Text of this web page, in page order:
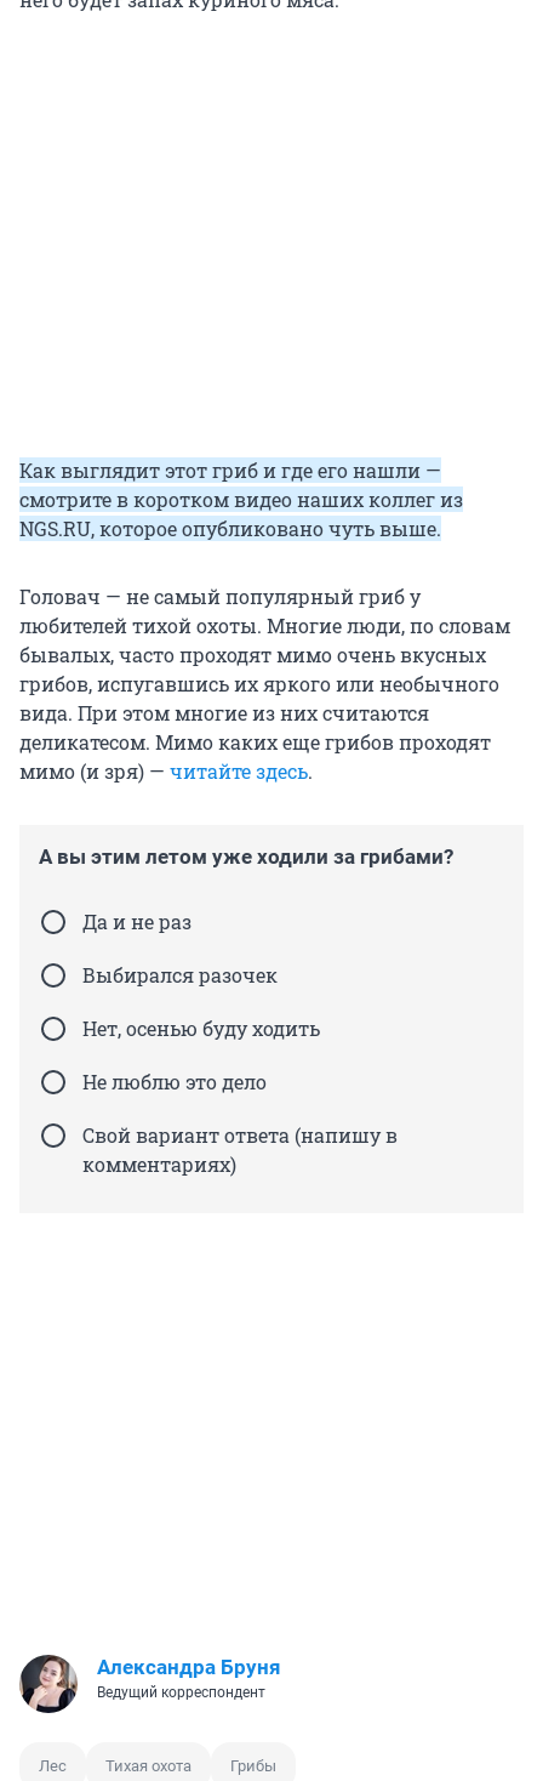
Как выглядит этот гриб и где его нашли —
смотрите в коротком видео наших коллег из
NGS.RU, которое опубликовано чуть выше.
Головач — не самый популярный гриб у
любителей тихой охоты. Многие люди, по словам
бывалых, часто проходят мимо очень вкусных
грибов, испугавшись их яркого или необычного
вида. При этом многие из них считаются
деликатесом. Мимо каких еще грибов проходят
мимо (и зря) — читайте здесь.
А вы этим летом уже ходили за грибами?
Да и не раз
Выбирался разочек
Нет, осенью буду ходить
Не люблю это дело
Свой вариант ответа (напишу в
комментариях)
Александра Бруня
Ведущий корреспондент
Лес Тихая охота Грибы